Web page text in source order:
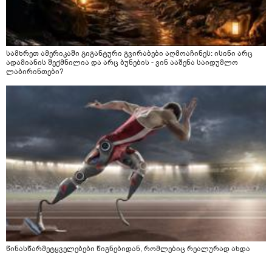
სამხრეთ ამერიკაში გიგანტური გვირაბები აღმოაჩინეს: ისინი არც
ადამიანის შექმნილია და არც ბუნების - ვინ ააშენა საიდუმლო
ლაბირინთები?
წინასწარმეტყველებები წიგნებიდან, რომლებიც რეალურად ახდა